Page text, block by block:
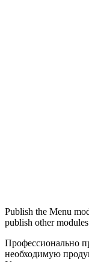
Publish the Menu
publish other
М ●
Профессионально
необходимую